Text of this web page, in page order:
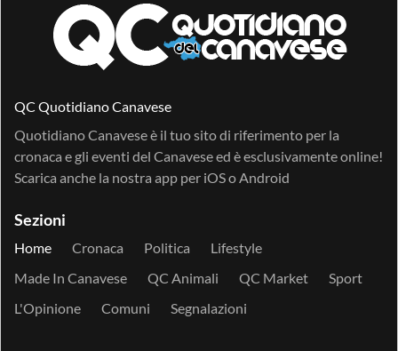
QC Quotidiano Canavese
Quotidiano Canavese è il tuo sito di riferimento per la
cronaca e gli eventi del Canavese ed è esclusivamente online!
Scarica anche la nostra app per iOSoAndroid
Sezioni
Home Cronaca Politica
Lifestyle
Made In Canavese
QC Animali QC Market
Sport
L'Opinione
Comuni Segnalazioni